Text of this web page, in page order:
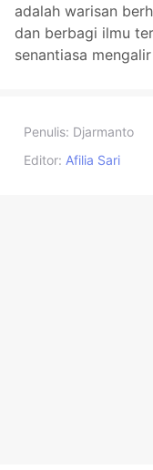
adalah warisan
dan berbagi ilmu
senantiasa
Penulis: Djarmanto
Editor: Afilia Sari